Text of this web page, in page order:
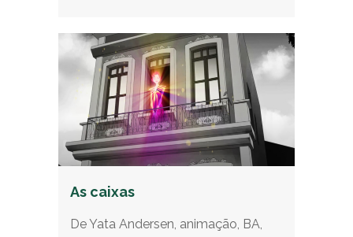
As caixas
De Yata Andersen, animação, BA,